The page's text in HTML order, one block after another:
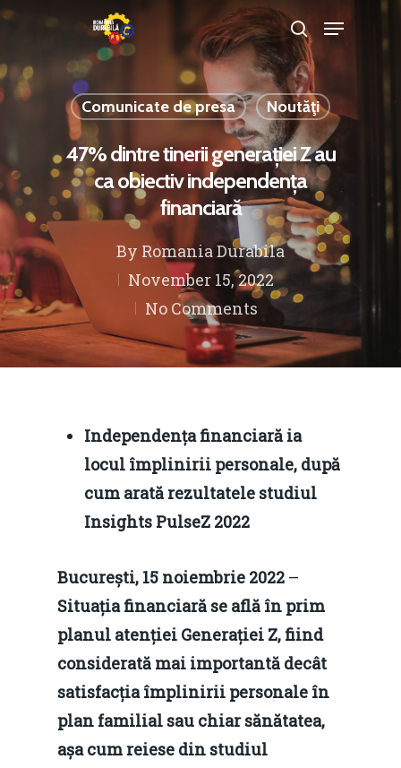
Hit enter to search or ESC to close
Comunicate de presa Noutăţi
47% dintre tinerii generației Z au
ca obiectiv independența
financiară
By Romania Durabila
November 15, 2022
No Comments
Independența financiară ia
locul împlinirii personale, după
cum arată rezultatele studiul
Insights PulseZ 2022
București, 15 noiembrie 2022 –
Situația financiară se află în prim
planul atenției Generației Z, fiind
considerată mai importantă decât
satisfacția împlinirii personale în
plan familial sau chiar sănătatea,
așa cum reiese din studiul